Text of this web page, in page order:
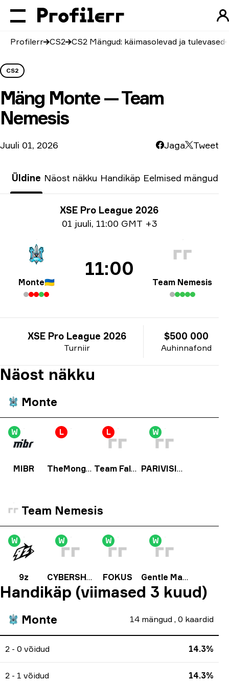
Profilerr CS2 CS2 Mängud: käimasolevad ja tulevased
CS2
Mäng Monte — Team
Nemesis
Juuli 01, 2026 Jaga Tweet
Üldine Näost näkku Handikäp Eelmised mängud
XSE Pro League 2026
01 juuli, 11:00 GMT +3
Monte🇺🇦
11:00
Team Nemesis
Turniir
XSE Pro League 2026
Auhinnafond
$500 000
Näost näkku
Monte
W
MIBR
L
TheMongolz
L
Team Falcons
W
PARIVISION
Team Nemesis
W
9z
W
CYBERSHOKE Esports
W
FOKUS
W
Gentle Mates
Handikäp (viimased 3 kuud)
Monte 14 mängud , 0 kaardid
2 - 0 võidud 14.3%
2 - 1 võidud 14.3%